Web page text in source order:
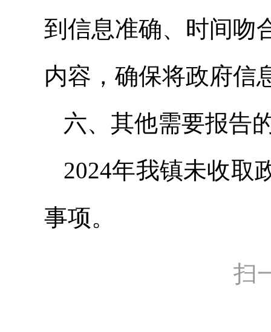
到信息准确、时间吻
内容，确保将政府信
六、其他需要报告
2024年我镇未收取
事项。
扫